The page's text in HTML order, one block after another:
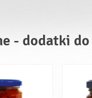
- dodatki